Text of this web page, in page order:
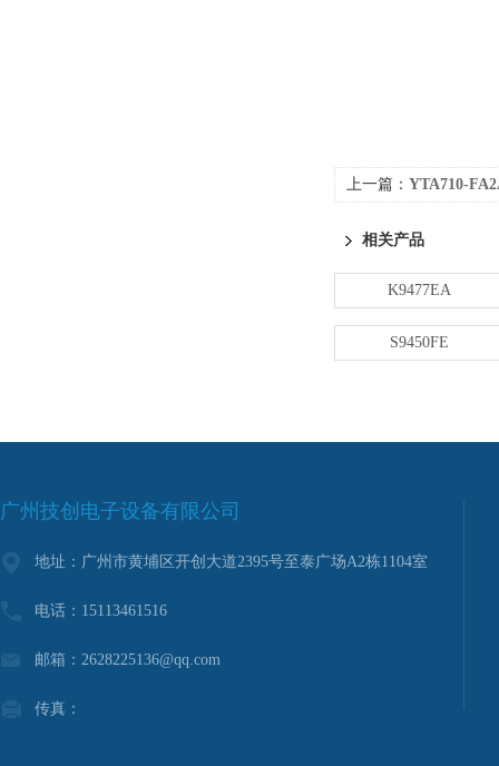
上一篇： YTA710-
相关产品
K9477EA
S9450FE
广州技创电子设备有限公司
地址：广州市黄埔区开创大道2395号至泰广场A2栋1104室
电话：15113461516
邮箱：2628225136@qq.com
传真：